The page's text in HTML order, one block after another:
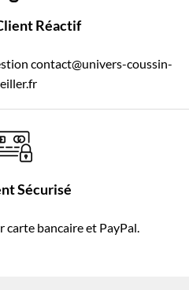
Réactif
contact@univers-coussin-
Sécurisé
carte bancaire et PayPal.